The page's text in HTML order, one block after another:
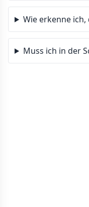
Wie erkenne ich,
Muss ich in der